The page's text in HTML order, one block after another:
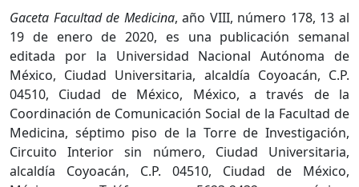
Gaceta Facultad de Medicina, año VIII, número 178, 13 al
19 de enero de 2020, es una publicación semanal
editada por la Universidad Nacional Autónoma de
México, Ciudad Universitaria, alcaldía Coyoacán, C.P.
04510, Ciudad de México, México, a través de la
Coordinación de Comunicación Social de la Facultad de
Medicina, séptimo piso de la Torre de Investigación,
Circuito Interior sin número, Ciudad Universitaria,
alcaldía Coyoacán, C.P. 04510, Ciudad de México,